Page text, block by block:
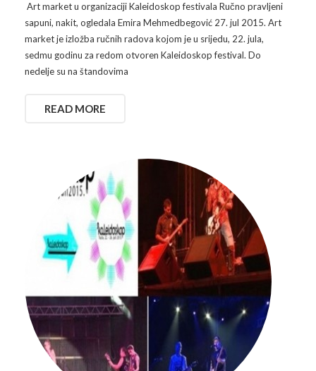
Art market u organizaciji Kaleidoskop festivala Ručno pravljeni
sapuni, nakit, ogledala Emira Mehmedbegović 27. jul 2015. Art
market je izložba ručnih radova kojom je u srijedu, 22. jula,
sedmu godinu za redom otvoren Kaleidoskop festival. Do
nedelje su na štandovima
READ MORE